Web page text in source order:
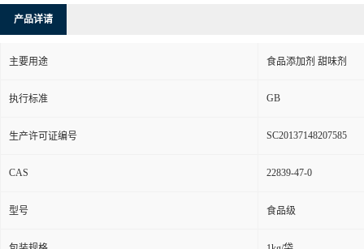
产品详请
主要用途 食品添加剂 甜味剂
执行标准 GB
生产许可证编号 SC20137148207585
CAS 22839-47-0
型号 食品级